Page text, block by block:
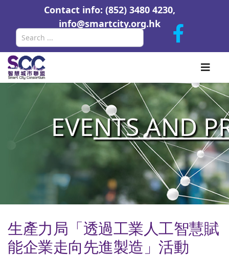
Contact info: (852) 3480 4230,
info@smartcity.org.hk
EVENTS AND
生產力局「透過工業人工智慧賦
能企業走向先進製造」活動